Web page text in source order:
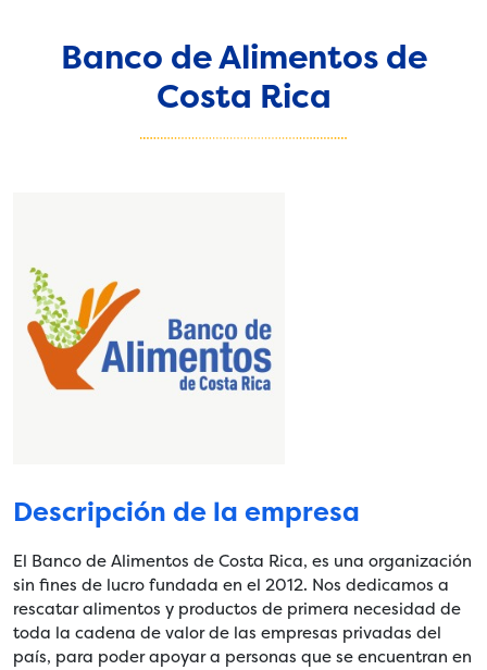
Banco de Alimentos de
Costa Rica
Descripción de la empresa
El Banco de Alimentos de Costa Rica, es una organización
sin fines de lucro fundada en el 2012. Nos dedicamos a
rescatar alimentos y productos de primera necesidad de
toda la cadena de valor de las empresas privadas del
país, para poder apoyar a personas que se encuentran en